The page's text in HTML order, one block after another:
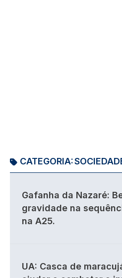
CATEGORIA:
Gafanha da Nazaré:
gravidade na
na A25.
UA: Casca de